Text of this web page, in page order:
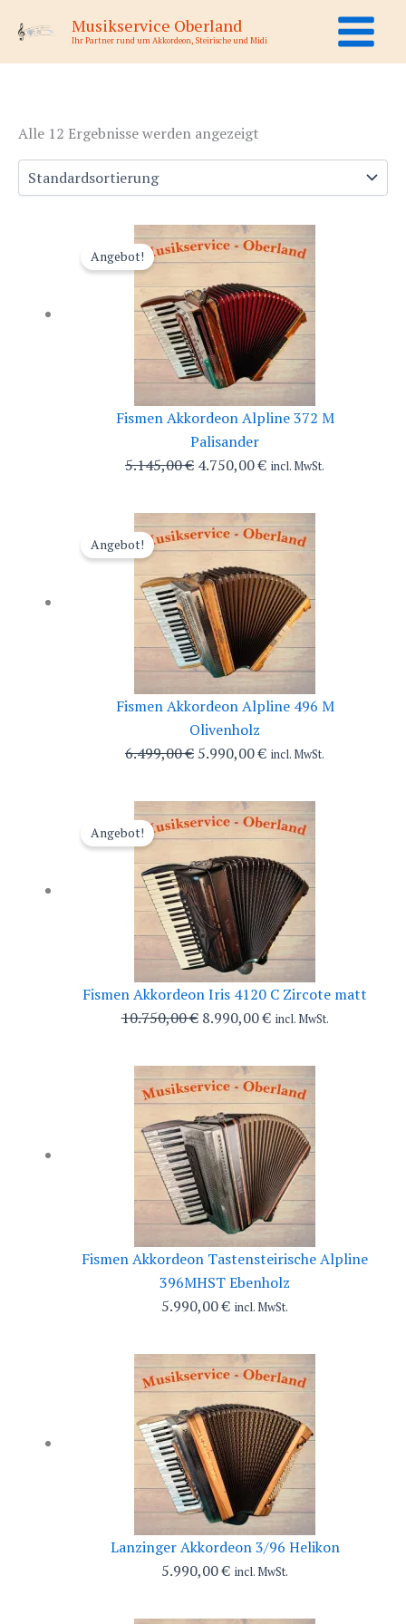
Inhalt
Musikservice Oberland
Ihr Partner rund um Akkordeon, Steirische und Midi
Alle 12 Ergebnisse werden angezeigt
Angebot!
Fismen Akkordeon Alpline 372 M
Palisander
5.145,00€ Ursprünglicher
war:
5.145,00 €
4.750,00€Aktueller
ist:
4.750,00 €.
incl. MwSt.
Angebot!
Fismen Akkordeon Alpline 496 M
Olivenholz
6.499,00€ Ursprünglicher
war:
6.499,00 €
5.990,00€Aktueller
ist:
5.990,00 €.
incl. MwSt.
Angebot!
Fismen Akkordeon Iris 4120 C Zircote matt
10.750,00€ Ursprünglicher
war:
10.750,00 €
8.990,00€Aktueller
ist:
8.990,00 €.
incl. MwSt.
Fismen Akkordeon Tastensteirische Alpline
396MHST Ebenholz
5.990,00€ incl. MwSt.
Lanzinger Akkordeon 3/96 Helikon
5.990,00€ incl. MwSt.